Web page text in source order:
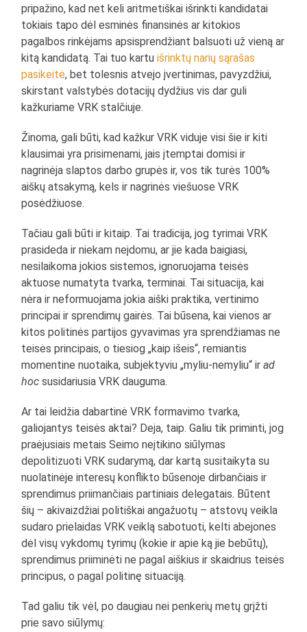
pripažino, kad net keli aritmetiškai išrinkti kandidatai
tokiais tapo dėl esminės finansinės ar kitokios
pagalbos rinkėjams apsisprendžiant balsuoti už vieną ar
kitą kandidatą. Tai tuo kartuišrinktų narių sąrašas
pasikeitė, bet tolesnis atvejo įvertinimas, pavyzdžiui,
skirstant valstybės dotacijų dydžius vis dar guli
kažkuriame VRK stalčiuje.
Žinoma, gali būti, kad kažkur VRK viduje visi šie ir kiti
klausimai yra prisimenami, jais įtemptai domisi ir
nagrinėja slaptos darbo grupės ir, vos tik turės 100%
aiškų atsakymą, kels ir nagrinės viešuose VRK
posėdžiuose.
Tačiau gali būti ir kitaip. Tai tradicija, jog tyrimai VRK
prasideda ir niekam neįdomu, ar jie kada baigiasi,
nesilaikoma jokios sistemos, ignoruojama teisės
aktuose numatyta tvarka, terminai. Tai situacija, kai
nėra ir neformuojama jokia aiški praktika, vertinimo
principai ir sprendimų gairės. Tai būsena, kai vienos ar
kitos politinės partijos gyvavimas yra sprendžiamas ne
teisės principais, o tiesiog „kaip išeis“, remiantis
momentine nuotaika, subjektyviu „myliu-nemyliu“ irad
hoc susidariusia VRK dauguma.
Ar tai leidžia dabartinė VRK formavimo tvarka,
galiojantys teisės aktai? Deja, taip. Galiu tik priminti, jog
praėjusiais metais Seimo neįtikino siūlymas
depolitizuoti VRK sudarymą, dar kartą susitaikyta su
nuolatinėje interesų konflikto būsenoje dirbančiais ir
sprendimus priimančiais partiniais delegatais. Būtent
šių – akivaizdžiai politiškai angažuotų – atstovų veikla
sudaro prielaidas VRK veiklą sabotuoti, kelti abejones
dėl visų vykdomų tyrimų (kokie ir apie ką jie bebūtų),
sprendimus priiminėti ne pagal aiškius ir skaidrius teisės
principus, o pagal politinę situaciją.
Tad galiu tik vėl, po daugiau nei penkerių metų grįžti
prie savo siūlymų: